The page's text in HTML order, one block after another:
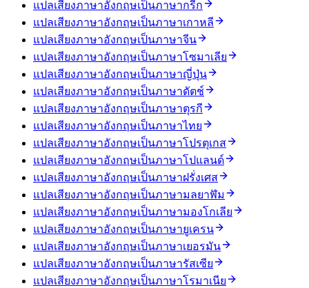
แปลเสียงภาษาอังกฤษเป็นภาษากรีก
แปลเสียงภาษาอังกฤษเป็นภาษาเกาหลี
แปลเสียงภาษาอังกฤษเป็นภาษาจีน
แปลเสียงภาษาอังกฤษเป็นภาษาโซมาเลีย
แปลเสียงภาษาอังกฤษเป็นภาษาญี่ปุ่น
แปลเสียงภาษาอังกฤษเป็นภาษาดัตช์
แปลเสียงภาษาอังกฤษเป็นภาษาตุรกี
แปลเสียงภาษาอังกฤษเป็นภาษาไทย
แปลเสียงภาษาอังกฤษเป็นภาษาโปรตุเกส
แปลเสียงภาษาอังกฤษเป็นภาษาโปแลนด์
แปลเสียงภาษาอังกฤษเป็นภาษาฝรั่งเศส
แปลเสียงภาษาอังกฤษเป็นภาษามลยาฬัม
แปลเสียงภาษาอังกฤษเป็นภาษามองโกเลีย
แปลเสียงภาษาอังกฤษเป็นภาษายูเครน
แปลเสียงภาษาอังกฤษเป็นภาษาเยอรมัน
แปลเสียงภาษาอังกฤษเป็นภาษารัสเซีย
แปลเสียงภาษาอังกฤษเป็นภาษาโรมาเนีย